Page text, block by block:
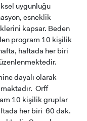
uygunluğu
esneklik
kapsar. Beden
program 10 kişilik
haftada her biri
dayalı olarak
Orff
10 kişilik gruplar
her biri 60 dak.